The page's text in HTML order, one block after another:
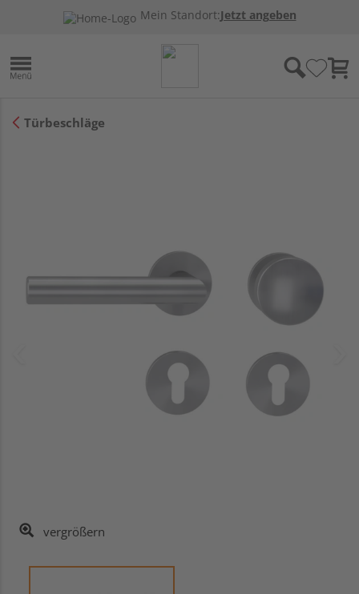
Mein Standort:Jetzt angeben
Türbeschläge
vergrößern